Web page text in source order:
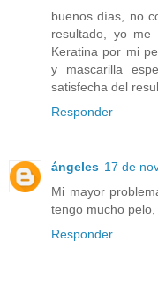
buenos días, no
resultado, yo
Keratina por mi
y mascarilla
satisfecha del
Responder
ángeles 17 de
Mi mayor
tengo mucho
Responder